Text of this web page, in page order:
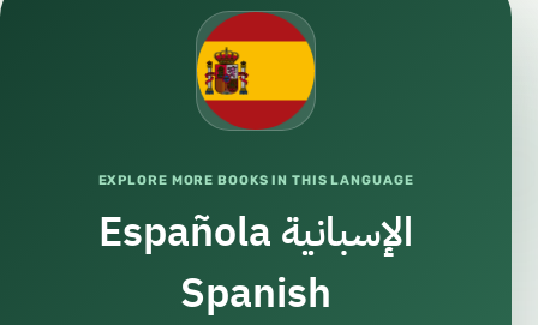
EXPLORE MORE BOOKS IN THIS LANGUAGE
Española الإسبانية
Spanish